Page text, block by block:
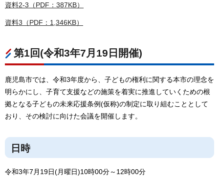
資料2-3（PDF：387KB）
資料3（PDF：1,346KB）
第1回(令和3年7月19日開催)
鹿児島市では、令和3年度から、子どもの権利に関する本市の理念を
明らかにし、子育て支援などの施策を着実に推進していくための根
拠となる子どもの未来応援条例(仮称)の制定に取り組むこととして
おり、その検討に向けた会議を開催します。
日時
令和3年7月19日(月曜日)10時00分～12時00分